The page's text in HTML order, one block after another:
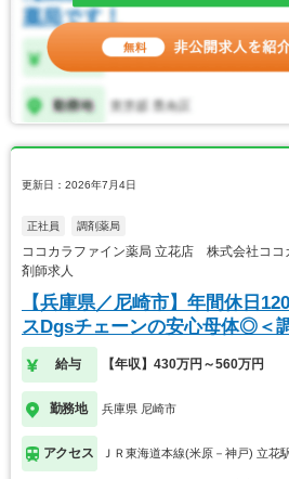
更新日：2026年7月4日
正社員 調剤薬局
ココカラファイン薬局 立花店 株式会社ココ
剤師求人
【兵庫県／尼崎市】年間休日
スDgsチェーンの安心母体◎＜
給与 【年収】430万円～560万円
勤務地 兵庫県 尼崎市
アクセス ＪＲ東海道本線(米原－神戸) 立花